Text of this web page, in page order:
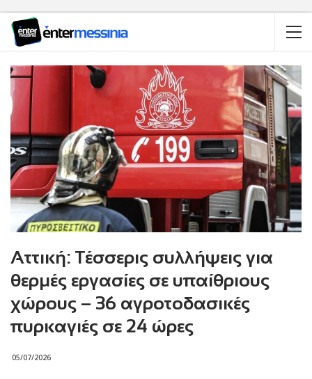
Αττική: Τέσσερις συλλήψεις για
θερμές εργασίες σε υπαίθριους
χώρους – 36 αγροτοδασικές
πυρκαγιές σε 24 ώρες
05/07/2026